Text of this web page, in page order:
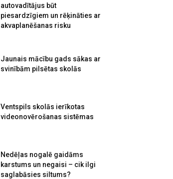
autovadītājus būt
piesardzīgiem un rēķināties ar
akvaplanēšanas risku
Jaunais mācību gads sākas ar
svinībām pilsētas skolās
Ventspils skolās ierīkotas
videonovērošanas sistēmas
Nedēļas nogalē gaidāms
karstums un negaisi – cik ilgi
saglabāsies siltums?